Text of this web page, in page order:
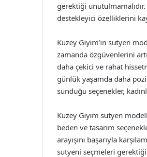
gerektiği
destekleyici özelliklerini
Kuzey Giyim’in sutyen
zamanda özgüvenlerini
daha çekici ve rahat
günlük yaşamda daha
sunduğu seçenekler,
Kuzey Giyim sutyen
beden ve tasarım
arayışını başarıyla
sutyeni seçmeleri